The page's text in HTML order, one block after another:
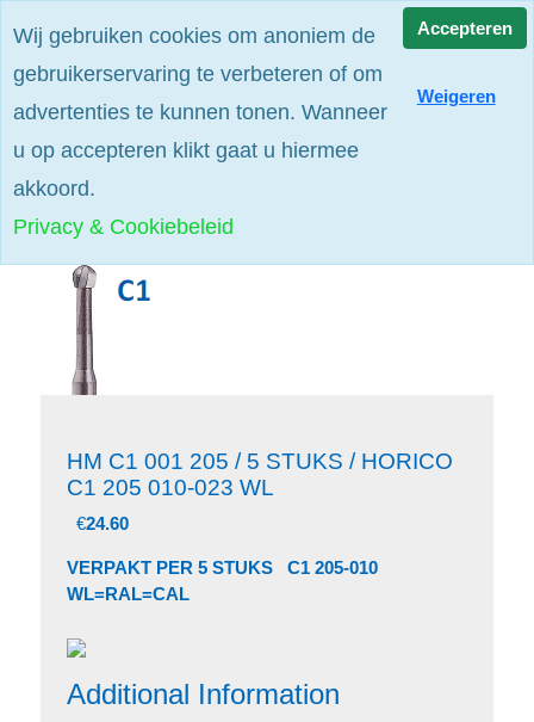
HM C1 001 205 / 5 STUKS / HORICO
C1 205 010-023 WL
€24.60
VERPAKT PER 5 STUKS C1 205-010
WL=RAL=CAL
Additional Information
Wij gebruiken cookies om anoniem de
gebruikerservaring te verbeteren of om
advertenties te kunnen tonen. Wanneer
u op accepteren klikt gaat u hiermee
akkoord.
Privacy & Cookiebeleid
Accepteren
Weigeren